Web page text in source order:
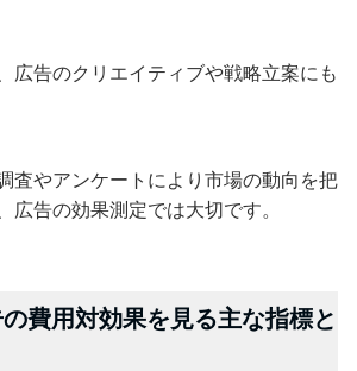
広告のクリエイティブや戦略立案にも
査やアンケートにより市場の動向を把
広告の効果測定では大切です。
費用対効果を見る主な指標と